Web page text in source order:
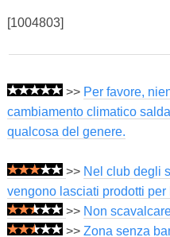
[1004803]
>> Per favore,
cambiamento climatico
qualcosa del genere.
>> Nel club degli
vengono lasciati prodotti
>> Non
>> Zona senza